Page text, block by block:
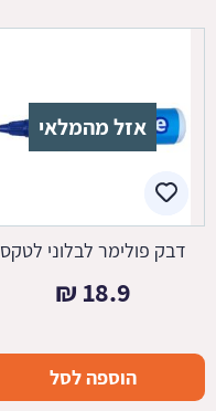
אזל מהמלאי
דבק פולימר לבלוני לטקס
18.9
₪
הוספה לסל